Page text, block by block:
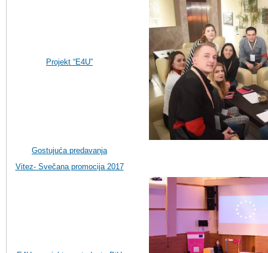
Projekt “E4U”
Gostujuća predavanja
Vitez- Svečana promocija 2017